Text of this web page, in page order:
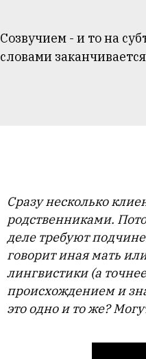
Созвучием - и то на
словами
Сразу несколько
родственниками.
деле требуют
говорит иная мать
лингвистики (а
происхождением и
это одно и то же?